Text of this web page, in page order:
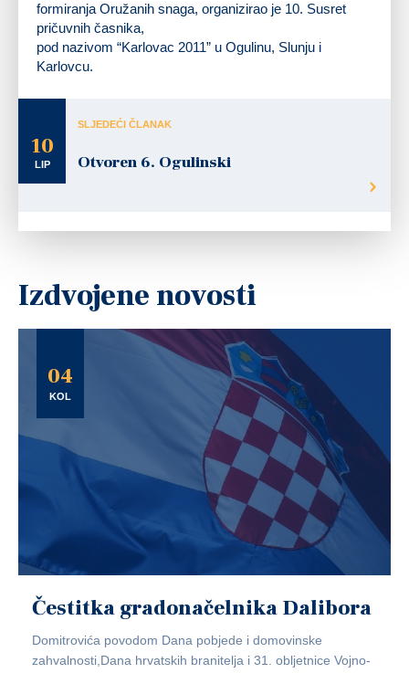
formiranja Oružanih snaga, organizirao je 10. Susret
pričuvnih časnika,
pod nazivom “Karlovac 2011” u Ogulinu, Slunju i
Karlovcu.
10
LIP
SLJEDEĆI ČLANAK
Otvoren 6. Ogulinski
Izdvojene novosti
04
KOL
Čestitka gradonačelnika Dalibora
Domitrovića povodom Dana pobjede i domovinske
zahvalnosti,Dana hrvatskih branitelja i 31. obljetnice Vojno-